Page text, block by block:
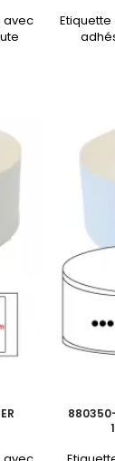
avec
:
:
en
par
880350-